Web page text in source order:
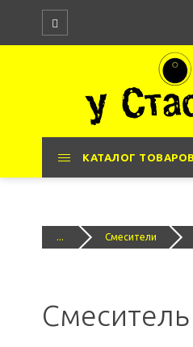
КАТАЛОГ ТОВАРОВ
... Смесители